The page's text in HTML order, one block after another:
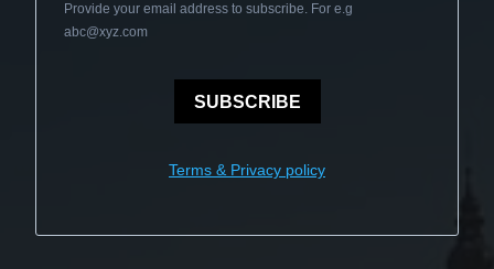
Provide your email address to subscribe. For e.g
abc@xyz.com
SUBSCRIBE
Terms & Privacy policy